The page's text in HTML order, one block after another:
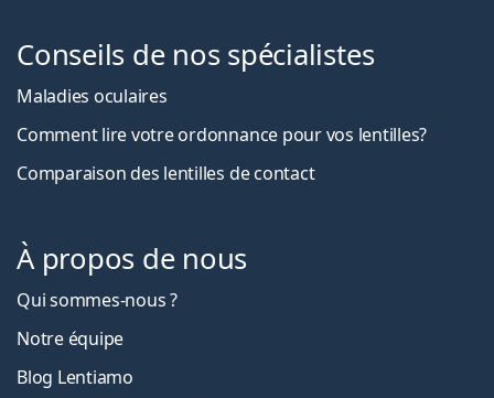
Conseils de nos spécialistes
Maladies oculaires
Comment lire votre ordonnance pour vos lentilles?
Comparaison des lentilles de contact
À propos de nous
Qui sommes-nous ?
Notre équipe
Blog Lentiamo